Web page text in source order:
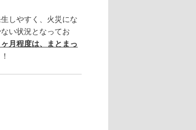
しやすく、火災にな
い状況となってお
月程度は、まとまっ